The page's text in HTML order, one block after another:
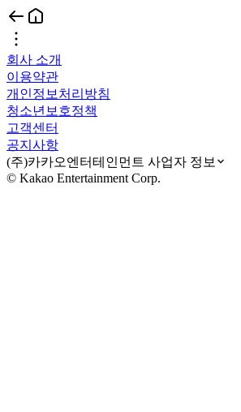
회사 소개
이용약관
개인정보처리방침
청소년보호정책
고객센터
공지사항
(주)카카오엔터테인먼트 사업자 정보
© Kakao Entertainment Corp.